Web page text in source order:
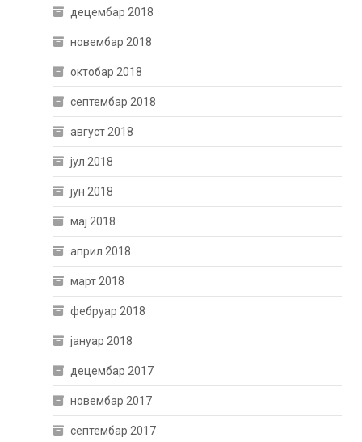
децембар 2018
новембар 2018
октобар 2018
септембар 2018
август 2018
јул 2018
јун 2018
мај 2018
април 2018
март 2018
фебруар 2018
јануар 2018
децембар 2017
новембар 2017
септембар 2017